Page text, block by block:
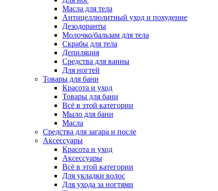
Масла для тела
Антицеллюлитный уход и похудение
Дезодоранты
Молочко/бальзам для тела
Скрабы для тела
Депиляция
Средства для ванны
Для ногтей
Товары для бани
Красота и уход
Товары для бани
Всё в этой категории
Мыло для бани
Масла
Средства для загара и после
Аксессуары
Красота и уход
Аксессуары
Всё в этой категории
Для укладки волос
Для ухода за ногтями